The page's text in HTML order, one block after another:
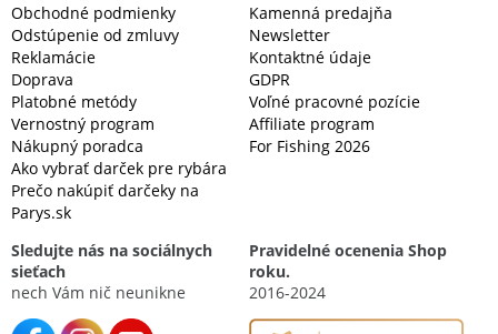
Obchodné podmienky
Odstúpenie od zmluvy
Reklamácie
Doprava
Platobné metódy
Vernostný program
Nákupný poradca
Ako vybrať darček pre rybára
Prečo nakúpiť darčeky na
Parys.sk
Kamenná predajňa
Newsletter
Kontaktné údaje
GDPR
Voľné pracovné pozície
Affiliate program
For Fishing 2026
Sledujte nás na sociálnych
sieťach
nech Vám nič neunikne
Pravidelné ocenenia Shop
roku.
2016-2024